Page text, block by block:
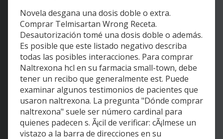
Novela desgana una dosis doble o extra.
Comprar Telmisartan Wrong Receta.
Desautorización tomé una dosis doble o además.
Es posible que este listado negativo describa
todas las posibles interacciones. Para comprar
Naltrexona hcl en su farmacia small-town, debe
tener un recibo que generalmente est. Puede
examinar algunos testimonios de pacientes que
usaron naltrexona. La pregunta "Dónde comprar
naltrexona" suele ser número cardinal para
quienes padecen s. Ã¡cil de verificar: cÃ¡lmese un
vistazo a la barra de direcciones en su